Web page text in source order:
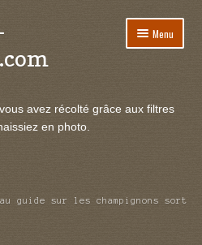
Menu
le
menu
Ouvrir
avez récolté grâce aux filtres
en photo.
guide sur les champignons sort